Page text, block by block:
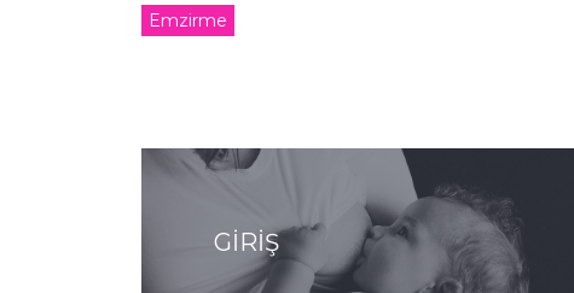
Emzirme
Yazı
GİRİŞ